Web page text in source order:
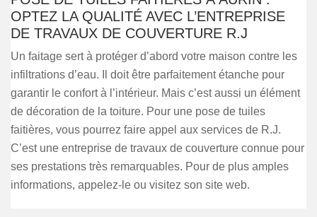
OPTEZ LA QUALITÉ AVEC L’ENTREPRISE
DE TRAVAUX DE COUVERTURE R.J
Un faitage sert à protéger d’abord votre maison contre les
infiltrations d’eau. Il doit être parfaitement étanche pour
garantir le confort à l’intérieur. Mais c’est aussi un élément
de décoration de la toiture. Pour une pose de tuiles
faitières, vous pourrez faire appel aux services de R.J.
C’est une entreprise de travaux de couverture connue pour
ses prestations très remarquables. Pour de plus amples
informations, appelez-le ou visitez son site web.